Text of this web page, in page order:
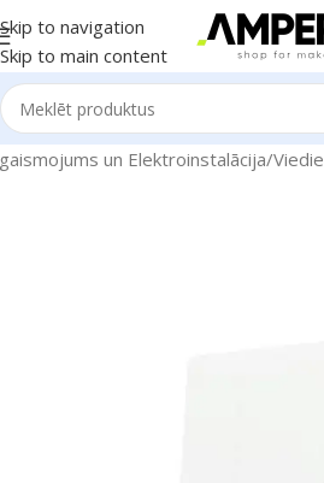
Skip to navigation
Skip to main content
un Elektroinstalācija/